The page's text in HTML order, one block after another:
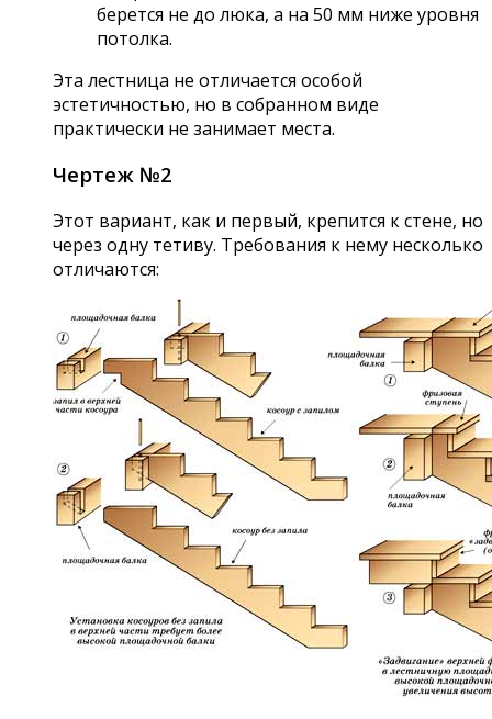
берется не до люка, а на 50 мм ниже уровня
потолка.
Эта лестница не отличается особой
эстетичностью, но в собранном виде
практически не занимает места.
Чертеж №2
Этот вариант, как и первый, крепится к стене, но
через одну тетиву. Требования к нему несколько
отличаются: